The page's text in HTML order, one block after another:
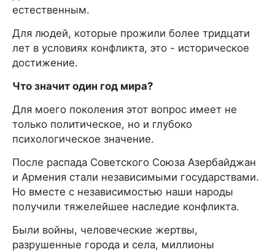
естественным.
Для людей, которые прожили более тридцати
лет в условиях конфликта, это - историческое
достижение.
Что значит один год мира?
Для моего поколения этот вопрос имеет не
только политическое, но и глубоко
психологическое значение.
После распада Советского Союза Азербайджан
и Армения стали независимыми государствами.
Но вместе с независимостью наши народы
получили тяжелейшее наследие конфликта.
Были войны, человеческие жертвы,
разрушенные города и села, миллионы